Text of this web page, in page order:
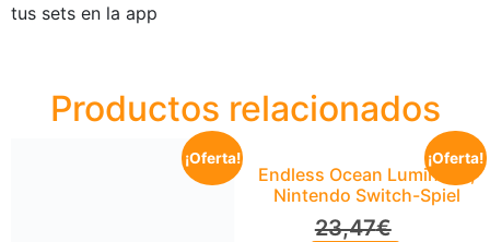
tus sets en la app
Productos relacionados
¡Oferta! ¡Oferta!
Endless Ocean Luminous,
Nintendo Switch-Spiel
23,47€